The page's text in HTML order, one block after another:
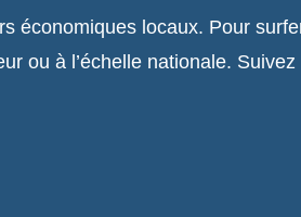
économiques locaux. Pour
ou à l’échelle nationale. Suivez